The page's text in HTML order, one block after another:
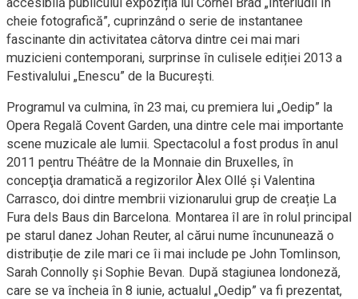
cheie fotografică”, cuprinzând o serie de instantanee
fascinante din activitatea câtorva dintre cei mai mari
muzicieni contemporani, surprinse în culisele ediției 2013 a
Festivalului „Enescu” de la București.
Programul va culmina, în 23 mai, cu premiera lui „Oedip” la
Opera Regală Covent Garden, una dintre cele mai importante
scene muzicale ale lumii. Spectacolul a fost produs în anul
2011 pentru Théâtre de la Monnaie din Bruxelles, în
concepţia dramatică a regizorilor Àlex Ollé şi Valentina
Carrasco, doi dintre membrii vizionarului grup de creație La
Fura dels Baus din Barcelona. Montarea îl are în rolul principal
pe starul danez Johan Reuter, al cărui nume încununează o
distribuție de zile mari ce îi mai include pe John Tomlinson,
Sarah Connolly și Sophie Bevan. După stagiunea londoneză,
care se va încheia în 8 iunie, actualul „Oedip” va fi prezentat,